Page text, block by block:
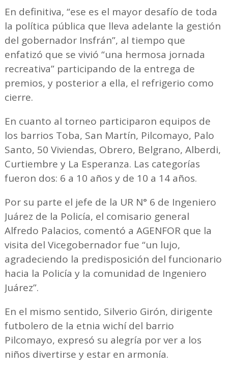
En definitiva, “ese es el mayor desafío de toda
la política pública que lleva adelante la gestión
del gobernador Insfrán”, al tiempo que
enfatizó que se vivió “una hermosa jornada
recreativa” participando de la entrega de
premios, y posterior a ella, el refrigerio como
cierre.
En cuanto al torneo participaron equipos de
los barrios Toba, San Martín, Pilcomayo, Palo
Santo, 50 Viviendas, Obrero, Belgrano, Alberdi,
Curtiembre y La Esperanza. Las categorías
fueron dos: 6 a 10 años y de 10 a 14 años.
Por su parte el jefe de la UR N° 6 de Ingeniero
Juárez de la Policía, el comisario general
Alfredo Palacios, comentó a AGENFOR que la
visita del Vicegobernador fue “un lujo,
agradeciendo la predisposición del funcionario
hacia la Policía y la comunidad de Ingeniero
Juárez”.
En el mismo sentido, Silverio Girón, dirigente
futbolero de la etnia wichí del barrio
Pilcomayo, expresó su alegría por ver a los
niños divertirse y estar en armonía.